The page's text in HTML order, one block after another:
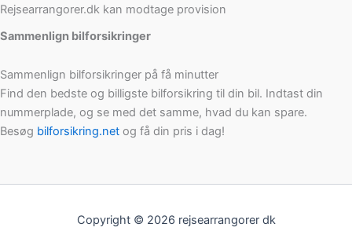
Rejsearrangorer.dk kan modtage provision
Sammenlign bilforsikringer
Sammenlign bilforsikringer på få minutter
Find den bedste og billigste bilforsikring til din bil. Indtast din
nummerplade, og se med det samme, hvad du kan spare.
Besøg bilforsikring.net og få din pris i dag!
Copyright © 2026 rejsearrangorer dk